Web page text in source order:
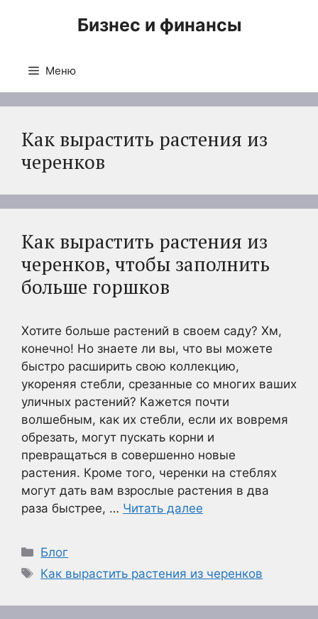
Бизнес и финансы
Меню
Как вырастить растения из
черенков
Как вырастить растения из
черенков, чтобы заполнить
больше горшков
Хотите больше растений в своем саду? Хм,
конечно! Но знаете ли вы, что вы можете
быстро расширить свою коллекцию,
укореняя стебли, срезанные со многих ваших
уличных растений? Кажется почти
волшебным, как их стебли, если их вовремя
обрезать, могут пускать корни и
превращаться в совершенно новые
растения. Кроме того, черенки на стеблях
могут дать вам взрослые растения в два
раза быстрее, … Читать далее
Рубрики
Блог
Метки
Как вырастить растения из черенков